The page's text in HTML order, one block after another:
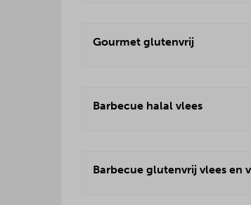
Gourmet glutenvrij
Barbecue halal vlees
Barbecue glutenvrij vlees en